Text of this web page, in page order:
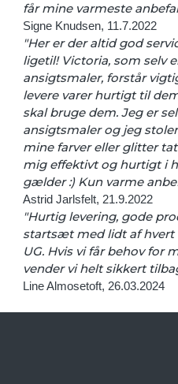
får mine varmeste
Signe Knudsen, 11.7.2022
"Her er der altid god
ligetil! Victoria, som selv
ansigtsmaler, forstår
levere varer hurtigt til
skal bruge dem. Jeg er
ansigtsmaler og jeg
mine farver eller glitter
mig effektivt og hurtigt i
gælder :) Kun varme
Astrid Jarlsfelt, 21.9.2022
"Hurtig levering, gode
startsæt med lidt af hvert
UG. Hvis vi får behov for
vender vi helt sikkert
Line Almosetoft, 26.03.2024